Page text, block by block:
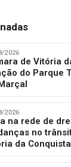
2026
de Vitória
do Parque
2026
na rede de
no
da Conquista